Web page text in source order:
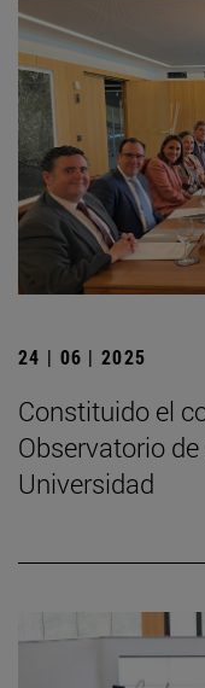
24 | 06 | 2025
Constituido el
Observatorio
Universidad